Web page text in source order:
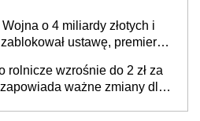
o 4 miliardy złotych i
ustawę, premier
rolnicze wzrośnie do 2 zł za
ważne zmiany dla